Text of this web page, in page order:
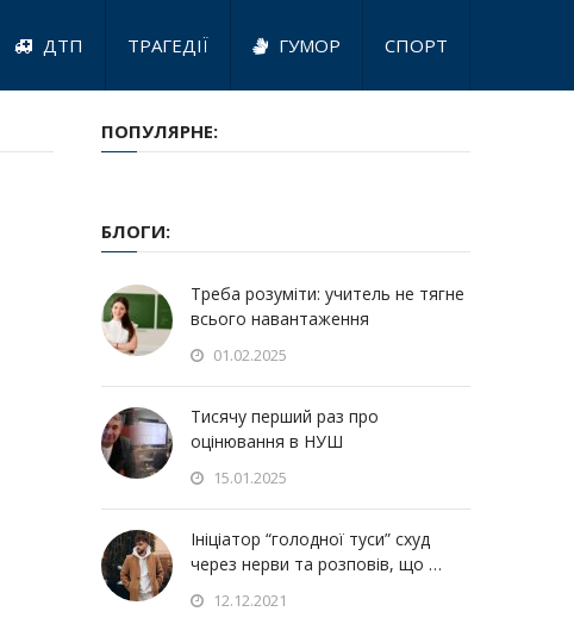
ДТП ТРАГЕДІЇ ГУМОР СПОРТ
ПОПУЛЯРНЕ:
БЛОГИ:
Треба розуміти: учитель не тягне
всього навантаження
01.02.2025
Тисячу перший раз про
оцінювання в НУШ
15.01.2025
Ініціатор “голодної туси” схуд
через нерви та розповів, що …
12.12.2021